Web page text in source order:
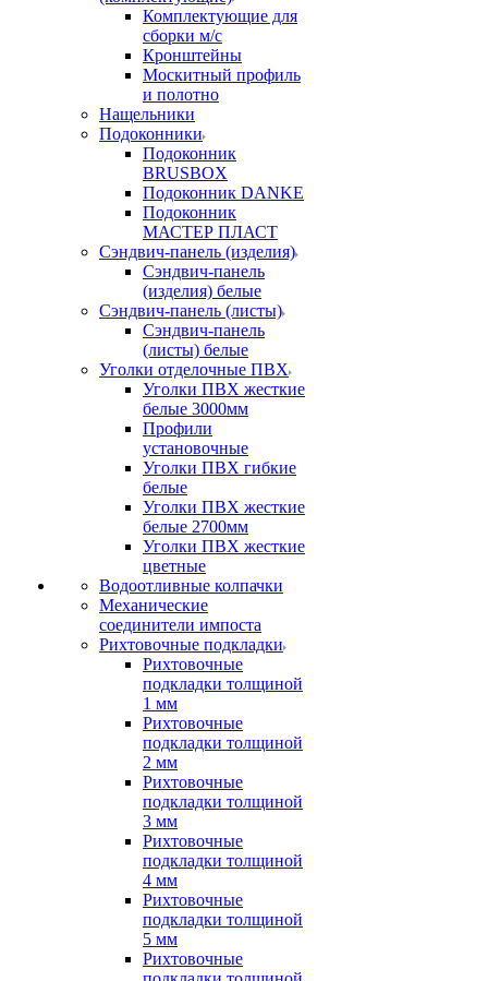
Комплектующие для
сборки м/с
Кронштейны
Москитный профиль
и полотно
Нащельники
Подоконники
Подоконник
BRUSBOX
Подоконник DANKE
Подоконник
МАСТЕР ПЛАСТ
Сэндвич-панель (изделия)
Сэндвич-панель
(изделия) белые
Сэндвич-панель (листы)
Сэндвич-панель
(листы) белые
Уголки отделочные ПВХ
Уголки ПВХ жесткие
белые 3000мм
Профили
установочные
Уголки ПВХ гибкие
белые
Уголки ПВХ жесткие
белые 2700мм
Уголки ПВХ жесткие
цветные
Водоотливные колпачки
Механические
соединители импоста
Рихтовочные подкладки
Рихтовочные
подкладки толщиной
1 мм
Рихтовочные
подкладки толщиной
2 мм
Рихтовочные
подкладки толщиной
3 мм
Рихтовочные
подкладки толщиной
4 мм
Рихтовочные
подкладки толщиной
5 мм
Рихтовочные